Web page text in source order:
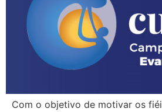
Com o objetivo de motivar os